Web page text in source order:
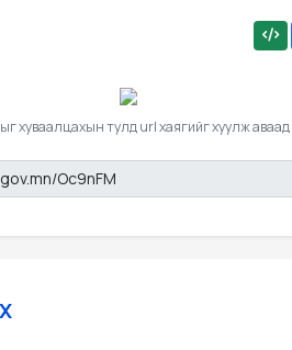
хуваалцахын тулд url хаягийг хуулж аваад